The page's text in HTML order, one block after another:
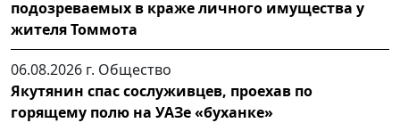
подозреваемых в краже личного имущества у
жителя Томмота
06.08.2026 г. Общество
Якутянин спас сослуживцев, проехав по
горящему полю на УАЗе «буханке»